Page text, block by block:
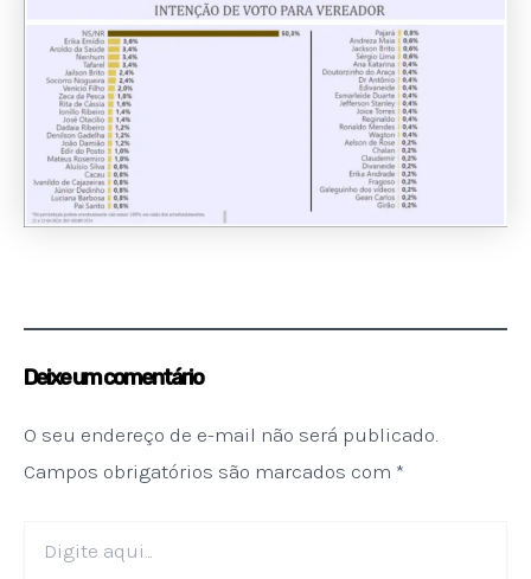
Deixe um comentário
O seu endereço de e-mail não será publicado.
Campos obrigatórios são marcados com *
aqui...